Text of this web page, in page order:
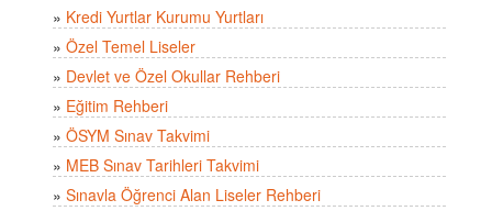
» Kredi Yurtlar Kurumu Yurtları
» Özel Temel Liseler
» Devlet ve Özel Okullar Rehberi
» Eğitim Rehberi
» ÖSYM Sınav Takvimi
» MEB Sınav Tarihleri Takvimi
» Sınavla Öğrenci Alan Liseler Rehberi